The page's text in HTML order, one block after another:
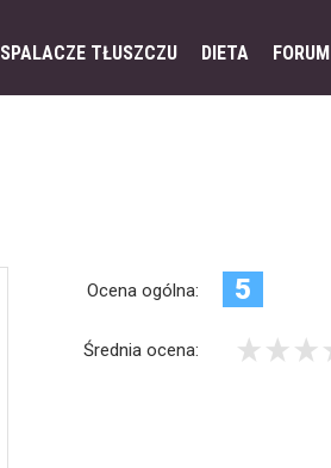
SPALACZE TŁUSZCZU DIETA FORUM
Ocena ogólna: 5
Średnia ocena: